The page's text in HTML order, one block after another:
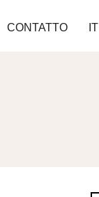
CONTATTO IT